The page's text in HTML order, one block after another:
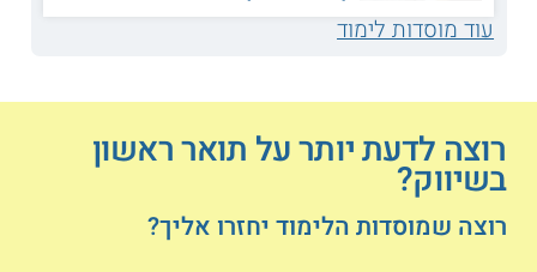
מכללות תואר ראשון בשיווק
המכללה האקדמית ספיר (שער הנגב) -
המכללה האקדמית ספיר מציעה תכנית
ללימודי שיווק טכנולוגי לתואר ראשון. מסלול
עוד מוסדות לימוד
רוצה לדעת יותר על תואר ראשון
בשיווק?
רוצה שמוסדות הלימוד יחזרו אליך?